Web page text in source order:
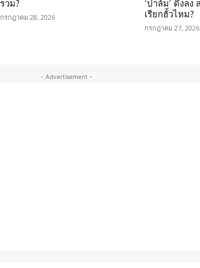
รวม?
กรกฎาคม 28, 2026
‘ปาล์ม’ ดึงล
เรียกฮั้วไหม?
กรกฎาคม 27, 2026
- Advertisement -